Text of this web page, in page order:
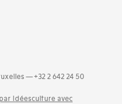
— +32 2 642 24 50
Idéesculture avec